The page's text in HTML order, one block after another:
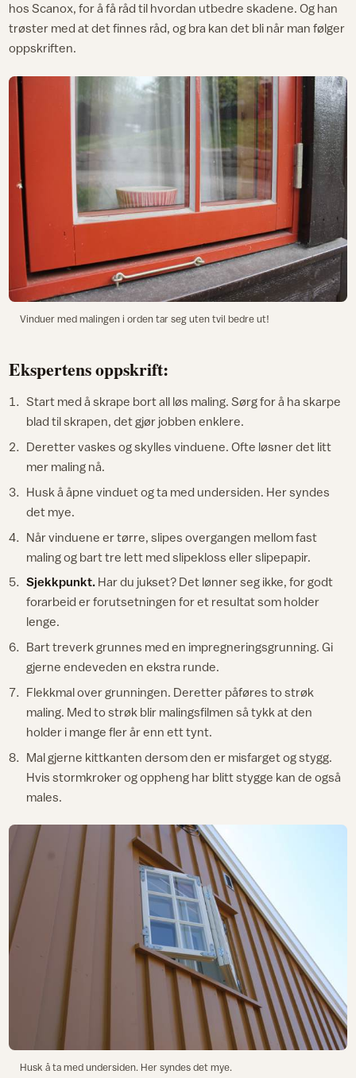
hos Scanox, for å få råd til hvordan utbedre skadene. Og han
trøster med at det finnes råd, og bra kan det bli når man følger
oppskriften.
Vinduer med malingen i orden tar seg uten tvil bedre ut!
Ekspertens oppskrift:
Start med å skrape bort all løs maling. Sørg for å ha skarpe
blad til skrapen, det gjør jobben enklere.
Deretter vaskes og skylles vinduene. Ofte løsner det litt
mer maling nå.
Husk å åpne vinduet og ta med undersiden. Her syndes
det mye.
Når vinduene er tørre, slipes overgangen mellom fast
maling og bart tre lett med slipekloss eller slipepapir.
Sjekkpunkt.Har du jukset? Det lønner seg ikke, for godt
forarbeid er forutsetningen for et resultat som holder
lenge.
Bart treverk grunnes med en impregneringsgrunning. Gi
gjerne endeveden en ekstra runde.
Flekkmal over grunningen. Deretter påføres to strøk
maling. Med to strøk blir malingsfilmen så tykk at den
holder i mange fler år enn ett tynt.
Mal gjerne kittkanten dersom den er misfarget og stygg.
Hvis stormkroker og oppheng har blitt stygge kan de også
males.
Husk å ta med undersiden. Her syndes det mye.